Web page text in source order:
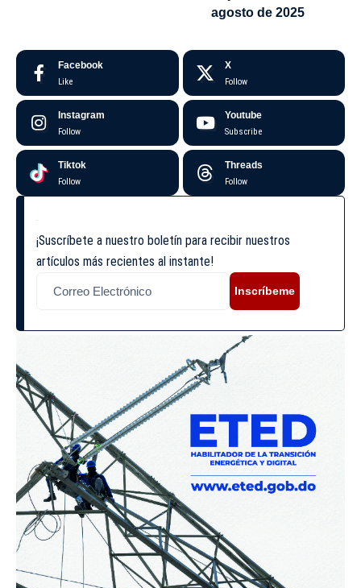
agosto de 2025
Facebook
Like
X
Follow
Instagram
Follow
Youtube
Subscribe
Tiktok
Follow
Threads
Follow
¡Suscríbete a nuestro boletín para recibir nuestros
artículos más recientes al instante!
Inscríbeme